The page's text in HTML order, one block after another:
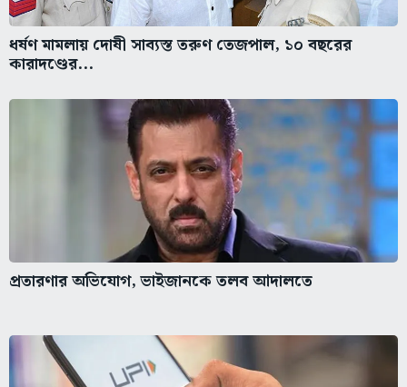
ধর্ষণ মামলায় দোষী সাব্যস্ত তরুণ তেজপাল, ১০ বছরের
কারাদণ্ডের...
প্রতারণার অভিযোগ, ভাইজানকে তলব আদালতে